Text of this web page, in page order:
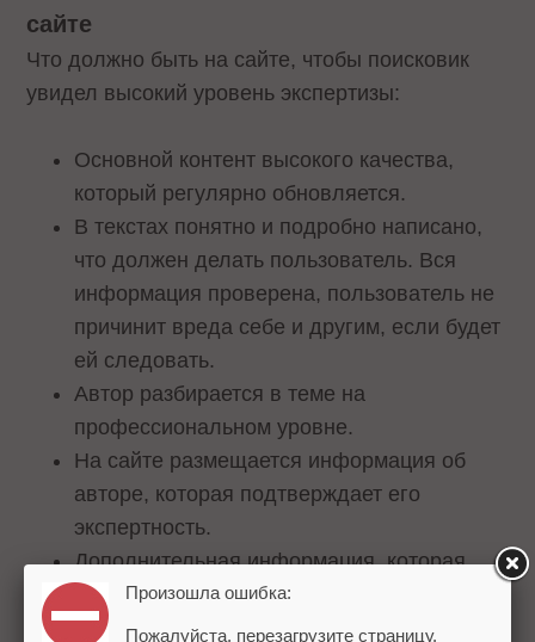
сайте
Что должно быть на сайте, чтобы поисковик
увидел высокий уровень экспертизы:
Основной контент высокого качества,
который регулярно обновляется.
В текстах понятно и подробно написано,
что должен делать пользователь. Вся
информация проверена, пользователь не
причинит вреда себе и другим, если будет
ей следовать.
Автор разбирается в теме на
профессиональном уровне.
На сайте размещается информация об
авторе, которая подтверждает его
экспертность.
Дополнительная информация, которая
поможет пользователю глубже
разобраться в теме.
Произошла ошибка:
Пожалуйста, перезагрузите страницу.